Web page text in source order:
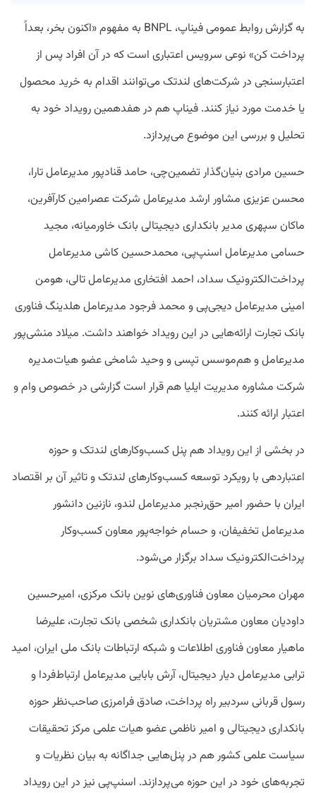
به گزارش روابط عمومی فیناپ، BNPL به مفهوم «اکنون بخر، بعداً
پرداخت کن» نوعی سرویس اعتباری است که در آن افراد پس از
اعتبارسنجی در شرکت‌های لندتک می‌توانند اقدام به خرید محصول
یا خدمت مورد نیاز کنند. فیناپ هم در هفدهمین رویداد خود به
تحلیل و بررسی این موضوع می‌پردازد.
حسین مرادی بنیان‌گذار تضمین‌چی، حامد قنادپور مدیرعامل تارا،
محسن عزیزی مشاور ارشد مدیرعامل شرکت عصرامین کارآفرین،
ماکان سپهری مدیر بانکداری دیجیتالی بانک خاورمیانه، مجید
حسامی مدیرعامل اسنپ‌پی، محمدحسین کاشی مدیرعامل
پرداخت‌الکترونیک سداد، احمد افتخاری مدیرعامل تالی، هومن
امینی مدیرعامل دیجی‌پی و محمد فرجود مدیرعامل هلدینگ فناوری
بانک تجارت ارائه‌هایی در این رویداد خواهند داشت. میلاد منشی‌پور
مدیرعامل و هم‌موسس تپسی و وحید شامخی عضو هیات‌مدیره
شرکت مشاوره مدیریت ایلیا هم قرار است گزارشی در خصوص وام و
اعتبار ارائه کنند.
در بخشی از این رویداد هم پنل کسب‌وکارهای لندتک و حوزه
اعتباردهی با رویکرد توسعه کسب‌وکارهای لندتک و تاثیر آن بر اقتصاد
ایران با حضور امیر حق‌رنجبر مدیرعامل لندو، نازنین دانشور
مدیرعامل تخفیفان، و حسام خواجه‌پور معاون کسب‌وکار
پرداخت‌الکترونیک سداد برگزار می‌شود.
مهران محرمیان معاون فناوری‌های نوین بانک مرکزی، امیرحسین
داودیان معاون مشتریان بانکداری شخصی بانک تجارت، علیرضا
ماهیار معاون فناوری اطلاعات و شبکه ارتباطات بانک ملی ایران، امید
ترابی مدیرعامل دیار دیجیتال، آرش بابایی مدیرعامل ارتباط‌فردا و
رسول قربانی سردبیر راه پرداخت، صادق فرامرزی صاحب‌نظر حوزه
بانکداری دیجیتالی و امیر ناظمی عضو هیات علمی مرکز تحقیقات
سیاست علمی کشور هم در پنل‌هایی جداگانه به بیان نظریات و
تجربه‌های خود در این حوزه می‌پردازند. ‌‌اسنپ‌پی نیز در این رویداد